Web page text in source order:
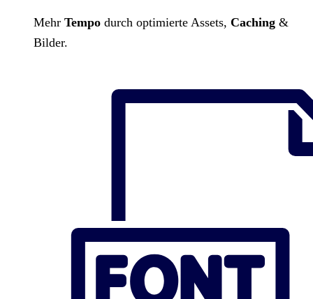
Mehr Tempo durch optimierte Assets, Caching &
Bilder.